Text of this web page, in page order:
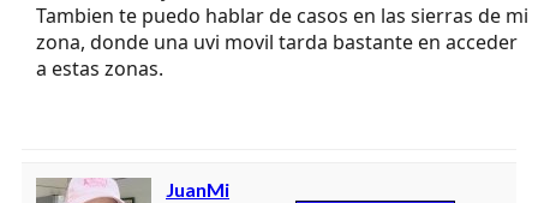
Tambien te puedo hablar de casos en las sierras de mi
zona, donde una uvi movil tarda bastante en acceder
a estas zonas.
JuanMi